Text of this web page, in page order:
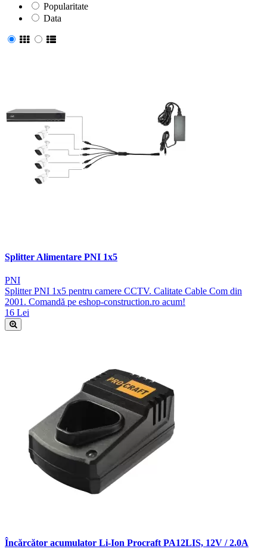
Popularitate
Data
Splitter Alimentare PNI 1x5
PNI
Splitter PNI 1x5 pentru camere CCTV. Calitate Cable Com din
2001. Comandă pe eshop-construction.ro acum!
16 Lei
Încărcător acumulator Li-Ion Procraft PA12LIS, 12V / 2.0A